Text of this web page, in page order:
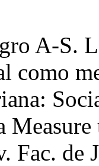
A-S.
como
Fac.